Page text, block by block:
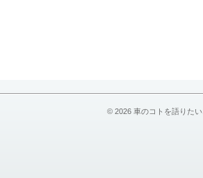
© 2026 車のコトを語りたい